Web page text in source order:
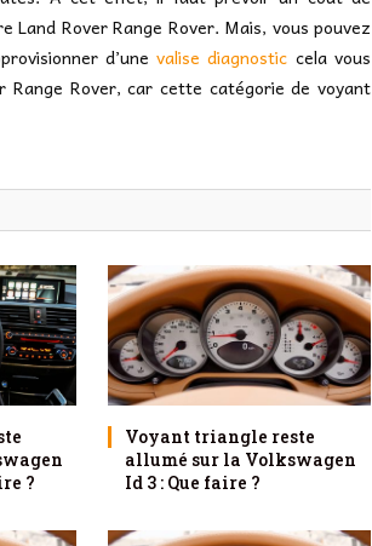
Rover Range Rover. Mais, vous pouvez
d’unevalise diagnostic cela vous
Range Rover, car cette catégorie de voyant
?
Voyant triangle reste
allumé sur la Volkswagen
Id 3 : Que faire ?